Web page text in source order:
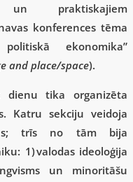
un praktiskajiem
konferences tēma
ekonomika”
and place/space).
dienu tika organizēta
Katru sekciju veidoja
trīs no tām bija
1) valodas ideoloģija
un minoritāšu